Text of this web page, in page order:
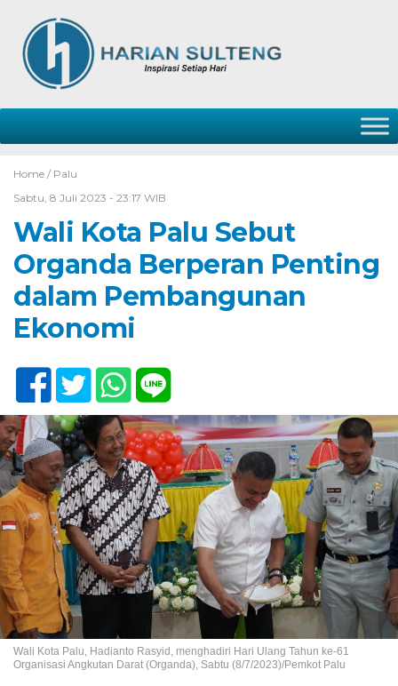
Home / Palu
Sabtu, 8 Juli 2023 - 23:17 WIB
Wali Kota Palu Sebut
Organda Berperan Penting
dalam Pembangunan
Ekonomi
Wali Kota Palu, Hadianto Rasyid, menghadiri Hari Ulang Tahun ke-61
Organisasi Angkutan Darat (Organda), Sabtu (8/7/2023)/Pemkot Palu